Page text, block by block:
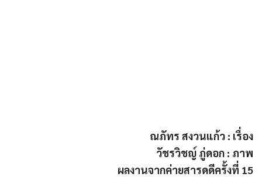
ณภัทร สงวนแก้ว : เรื่อง
วัชรวิชญ์ ภู่ดอก : ภาพ
ผลงานจากค่ายสารดดีครั้งที่ 15